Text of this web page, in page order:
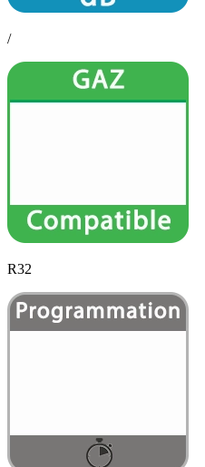
/
R32